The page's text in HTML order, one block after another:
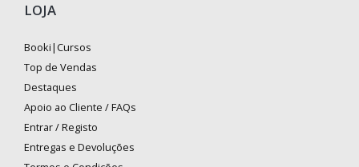
LOJA
Booki|Cursos
Top de Vendas
Destaques
Apoio ao Cliente / FAQs
Entrar / Registo
Entregas e Devoluções